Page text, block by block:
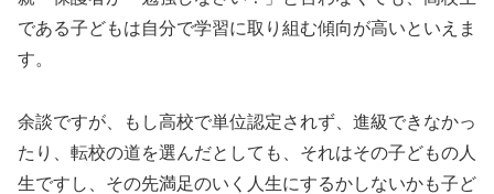
である子どもは自分で学習に取り組む傾向が高いといえま
す。
余談ですが、もし高校で単位認定されず、進級できなかっ
たり、転校の道を選んだとしても、それはその子どもの人
生ですし、その先満足のいく人生にするかしないかも子ど